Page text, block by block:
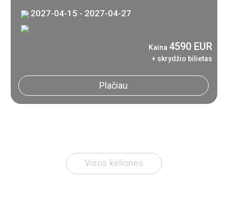
2027-04-15 - 2027-04-27
Kaina 4590 EUR
+ skrydžio bilietas
Plačiau
Visos kelionės